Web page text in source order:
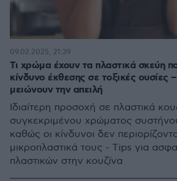
Τι χρώμα έχουν τα πλαστικά σκεύη
κίνδυνο έκθεσης σε τοξικές ουσίες
μειώνουν την απειλή
Ιδιαίτερη προσοχή σε πλαστικά
συγκεκριμένου χρώματος
καθώς οι κίνδυνοι δεν
μικροπλαστικά τους - Tips για
πλαστικών στην κουζίνα
09.02.2025, 21:39